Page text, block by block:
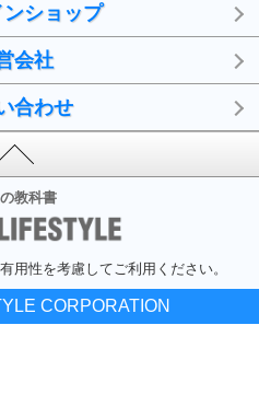
ショップ
会社
合わせ
教科書
用性を考慮してご利用ください。
CORPORATION